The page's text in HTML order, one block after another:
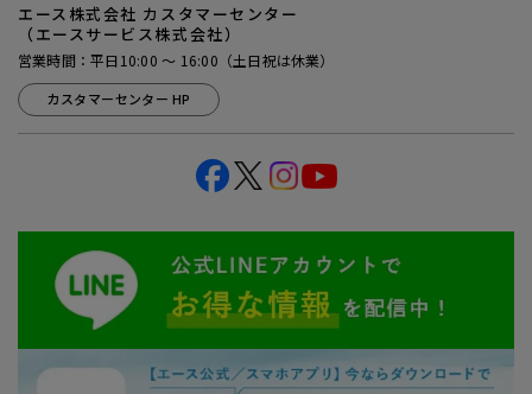
エース株式会社 カスタマーセンター
（エースサービス株式会社）
営業時間：平日10:00 ～ 16:00（土日祝は休業）
カスタマーセンター HP